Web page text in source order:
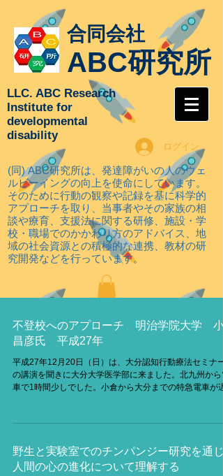
合同会社
ABC研究所
LLC. ABC Research
Institute for
developmental
disability
ログイン
(同) ABC研究所は、発達障がいの人のウェ
ルビーイングの向上を使命にしています。
そのために行動の観察や記録を基に科学的
アプローチを取り
、当事者やその家族の相
談や療育、支援法に関する研修、施設・学
校・職場でのかかわり方のアドバイス、地
域の社会資源との積極的な連携、教材の研
究開発などを行っています。
不登校へのアプローチ 明治学院大学 小
昌彦氏 平成27年
平成27年12月20日（日）は、大分認知行動療法セミナー
の講演を聞きに大分大学医学部に来ました。北九州から
車で1時間少しでした。小倉から大分までの特急電車が
野生と実験室でのチンパンジー研究を通じ
人間の心の進化について理解する